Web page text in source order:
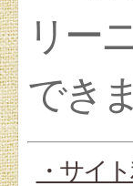
リー
でき
・サイ